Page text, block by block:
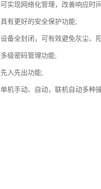
可实现网络化管理，改善响应时
具有更好的安全保护功能;
设备全封闭，可有效避免灰尘、
多级密码管理功能;
先入先出功能;
单机手动、自动，联机自动多种